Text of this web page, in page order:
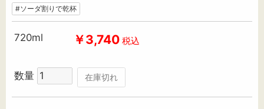
#ソーダ割りで乾杯
720ml ￥3,740 税込
数量 在庫切れ